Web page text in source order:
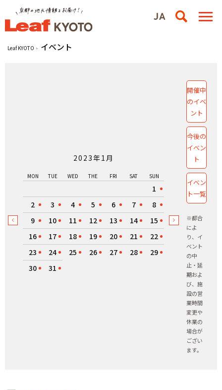
Leaf KYOTO イベント
2023年1月
MON TUE WED THE FRI SAT SUN
1
2
3 4 5 6 7
8
9
10 11 12 13 14
15
16
17 18 19 20 21
22
23
24 25 26 27 28
29
30
31
開催中
のイベ
ント
今後の
イベン
ト
イベン
ト一覧
※都合
によ
り、イ
ベント
の中
止・延
期およ
び、施
設の営
業時間
変更や
休業の
場合が
ござい
ます。